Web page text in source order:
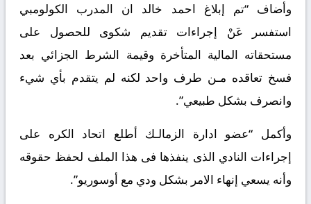
وأضاف “تم إبلاغ احمد خالد ان المدرب الكولومبي
استفسر عَنْ إجراءات تقديم شكوى للحصول على
مستحقاته المالية المتأخرة وقيمة الشرط الجزائي بعد
فسخ تعاقده مـن طرف واحد لكنه لم يتقدم بأي شيء
وانصرف بشكل طبيعي”.
وأكمل “عضو ادارة الزمالـك أطلع اتحاد الكره على
إجراءات النادي الذى ينفذها فى هذا الملف لحفظ حقوقه
وأنه يسعي إنهاء الامر بشكل ودي مع أوسوريو”.